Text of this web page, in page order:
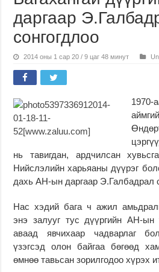
даргаар
сонгогдлоо
2014 оны 1 сар 20 / 9 цаг 48 минут
нь тавигдан, ардчилсан
Нийслэлийн харьяаны дүүрэг
дахь АН-ын даргаар Э.Галбадрал
Нас хэдий бага ч ажил
энэ залууг тус дүүргийн АН-ын
аваад явчихаар чадварлаг
үзэгсэд олон байгаа бөгөөд
өмнөө тавьсан зорилгодоо хүрэх